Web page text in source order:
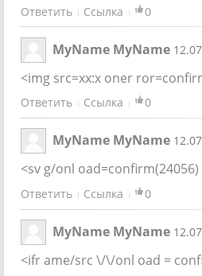
Ответить Ссылка 0
MyName MyName
<img src=xx:x oner
Ответить Ссылка 0
MyName MyName
<sv g/onl oad=confirm(24056)
Ответить Ссылка 0
MyName MyName
<ifr ame/src \/\/onl oad =